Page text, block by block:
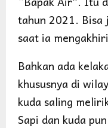
tahun 2021. Bisa
saat ia
Bahkan ada
khususnya di
kuda saling
Sapi dan kuda